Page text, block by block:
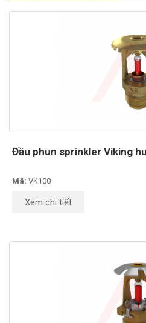
Đầu phun sprinkler Viking
Mã: VK100
Xem chi tiết